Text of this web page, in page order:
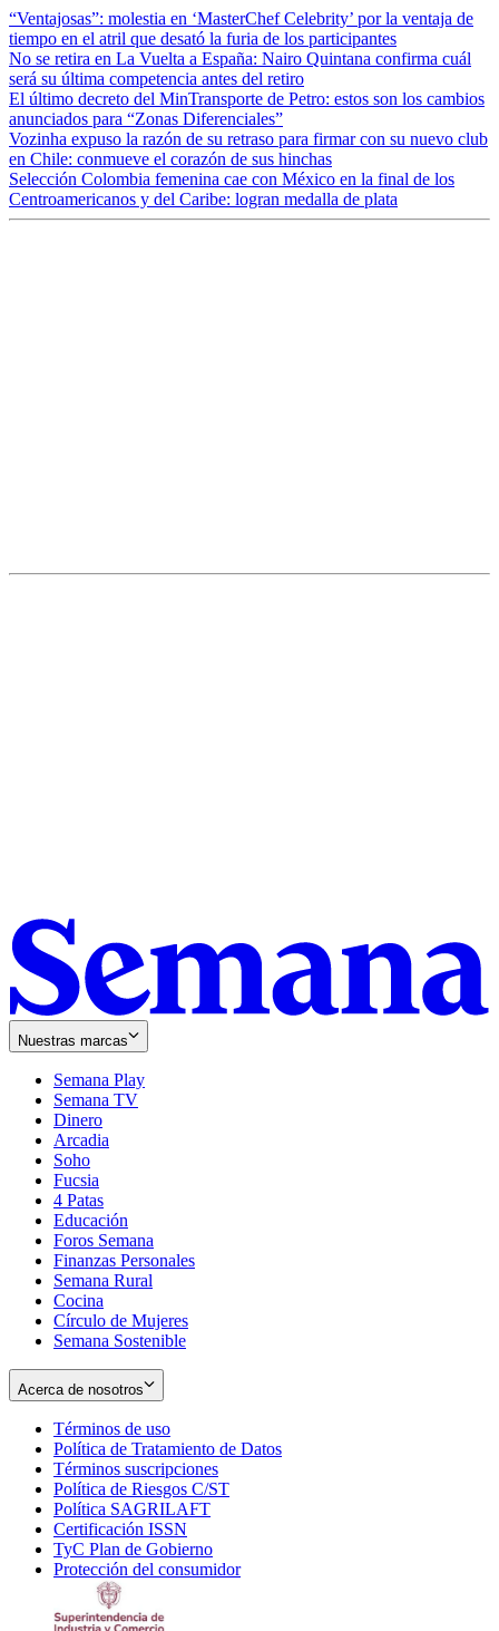
“Ventajosas”: molestia en ‘MasterChef Celebrity’ por la ventaja de
tiempo en el atril que desató la furia de los participantes
No se retira en La Vuelta a España: Nairo Quintana confirma cuál
será su última competencia antes del retiro
El último decreto del MinTransporte de Petro: estos son los cambios
anunciados para “Zonas Diferenciales”
Vozinha expuso la razón de su retraso para firmar con su nuevo club
en Chile: conmueve el corazón de sus hinchas
Selección Colombia femenina cae con México en la final de los
Centroamericanos y del Caribe: logran medalla de plata
Nuestras marcas
Semana Play
Semana TV
Dinero
Arcadia
Soho
in
new
window
Fucsia
in
new
window
4 Patas
Educación
Foros Semana
Finanzas Personales
Semana Rural
Cocina
Círculo de Mujeres
Semana Sostenible
Acerca de nosotros
Términos de uso
in
new
window
Política de Tratamiento de Datos
Términos suscripciones
in
Política de Riesgos C/ST
Política SAGRILAFT
new
window
Certificación ISSN
in
new
TyC Plan de Gobierno
in
Protección del consumidorOpens